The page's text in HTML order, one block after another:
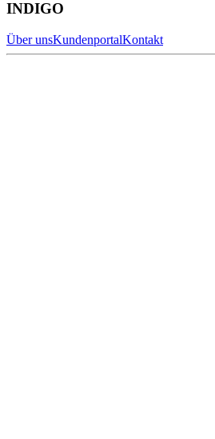
INDIGO
Über unsKundenportalKontakt